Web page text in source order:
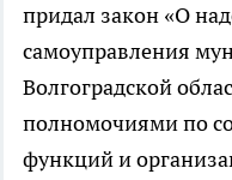
придал закон «О
самоуправления
Волгоградской
полномочиями по
функций и